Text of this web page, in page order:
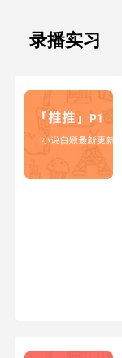
录播实习